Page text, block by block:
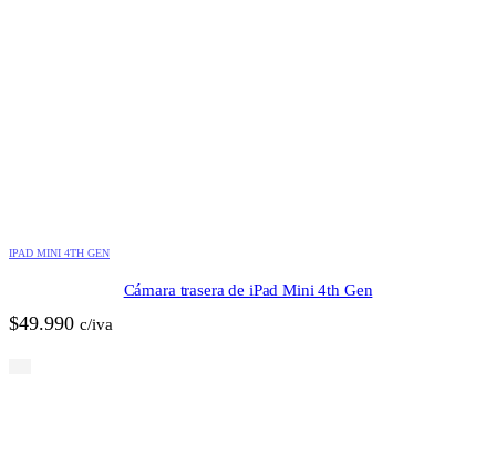
IPAD MINI 4TH GEN
Cámara trasera de iPad Mini 4th Gen
$49.990 c/iva